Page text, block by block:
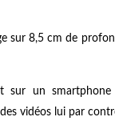
sur 8,5 cm de
sur un
vidéos lui par